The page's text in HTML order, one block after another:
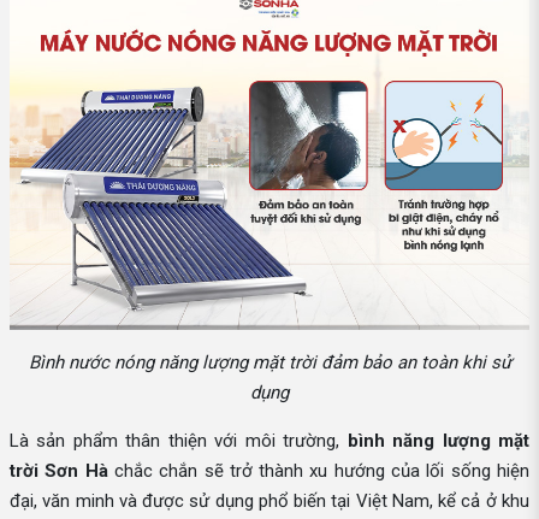
Bình nước nóng năng lượng mặt trời đảm bảo an toàn khi sử
dụng
Là sản phẩm thân thiện với môi trường,
bình năng lượng mặt
trời Sơn Hàchắc chắn sẽ trở thành xu hướng của lối sống hiện
đại, văn minh và được sử dụng phổ biến tại Việt Nam, kể cả ở khu